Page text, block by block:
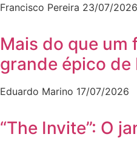
Francisco Pereira 23/07/2026
Mais do que um
grande épico
Eduardo Marino 17/07/2026
“The Invite”: O